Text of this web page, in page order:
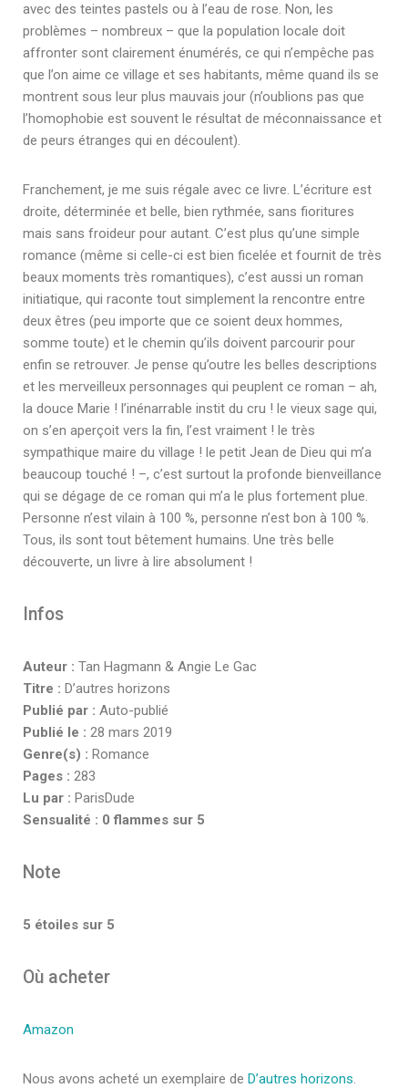
avec des teintes pastels ou à l’eau de rose. Non, les
problèmes – nombreux – que la population locale doit
affronter sont clairement énumérés, ce qui n’empêche pas
que l’on aime ce village et ses habitants, même quand ils se
montrent sous leur plus mauvais jour (n’oublions pas que
l’homophobie est souvent le résultat de méconnaissance et
de peurs étranges qui en découlent).
Franchement, je me suis régale avec ce livre. L’écriture est
droite, déterminée et belle, bien rythmée, sans fioritures
mais sans froideur pour autant. C’est plus qu’une simple
romance (même si celle-ci est bien ficelée et fournit de très
beaux moments très romantiques), c’est aussi un roman
initiatique, qui raconte tout simplement la rencontre entre
deux êtres (peu importe que ce soient deux hommes,
somme toute) et le chemin qu’ils doivent parcourir pour
enfin se retrouver. Je pense qu’outre les belles descriptions
et les merveilleux personnages qui peuplent ce roman – ah,
la douce Marie ! l’inénarrable instit du cru ! le vieux sage qui,
on s’en aperçoit vers la fin, l’est vraiment ! le très
sympathique maire du village ! le petit Jean de Dieu qui m’a
beaucoup touché ! –, c’est surtout la profonde bienveillance
qui se dégage de ce roman qui m’a le plus fortement plue.
Personne n’est vilain à 100 %, personne n’est bon à 100 %.
Tous, ils sont tout bêtement humains. Une très belle
découverte, un livre à lire absolument !
Infos
Auteur : Tan Hagmann & Angie Le Gac
Titre : D’autres horizons
Publié par : Auto-publié
Publié le : 28 mars 2019
Genre(s) : Romance
Pages : 283
Lu par : ParisDude
Sensualité : 0 flammes sur 5
Note
5 étoiles sur 5
Où acheter
Amazon
Nous avons acheté un exemplaire de D’autres horizons.